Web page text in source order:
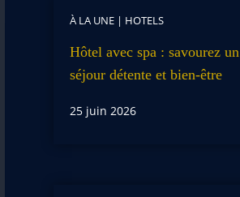
À LA UNE| HOTELS
Hôtel avec spa : savourez un
séjour détente et bien-être
25 juin 2026